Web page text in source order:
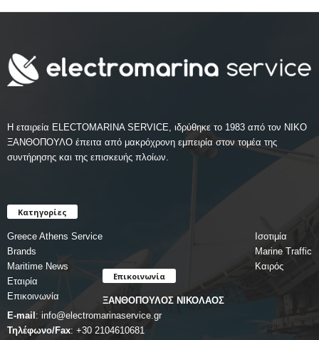
Η εταιρεία ELECTOMARINA SERVICE, ιδρύθηκε το 1983 από τον ΝΙΚΟ
ΞΑΝΘΟΠΟΥΛΟ έπειτα από μακρόχρονη εμπειρία στον τομέα της
συντήρησης και της επισκευής πλοίων.
Κατηγορίες
Greece Athens Service
Brands
Maritime News
Εταιρία
Επικοινωνία
Ισοτιμία
Marine Traffic
Καιρός
Επικοινωνία
ΞΑΝΘΟΠΟΥΛΟΣ ΝΙΚΟΛΑΟΣ
E-mail : info@electromarinaservice.gr
Τηλέφωνο/Fax: +30 2104610681